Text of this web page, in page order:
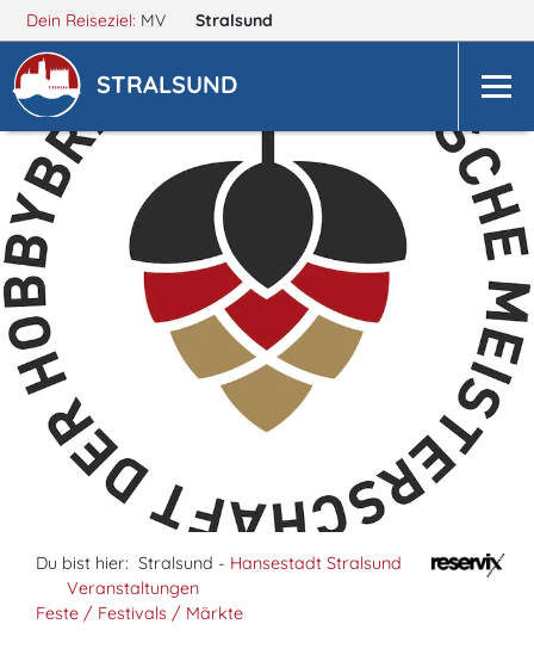
Dein Reiseziel: MV Stralsund
STRALSUND
Du bist hier: Stralsund - Hansestadt Stralsund
Veranstaltungen
Feste / Festivals / Märkte